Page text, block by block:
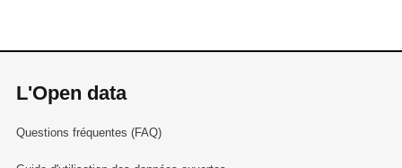
L'Open data
Questions fréquentes (FAQ)